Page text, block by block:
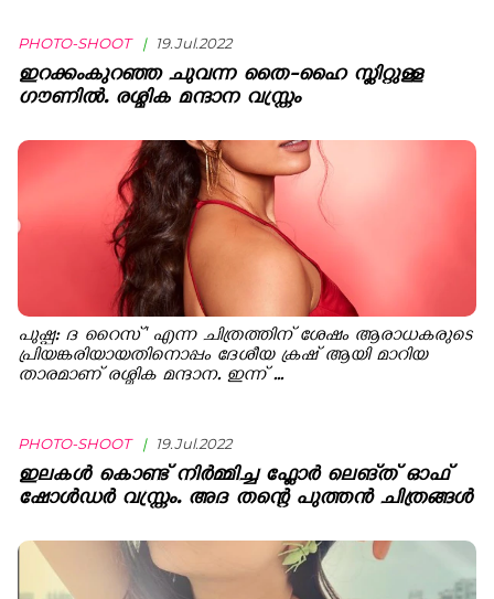
PHOTO-SHOOT | 19.Jul.2022
ഇറക്കംകുറഞ്ഞ ചുവന്ന തൈ-ഹൈ സ്ലിറ്റുള്ള
ഗൗണിൽ. രശ്മിക മന്ദാന വസ്ത്രം
പുഷ്പ: ദ റൈസ്' എന്ന ചിത്രത്തിന് ശേഷം ആരാധകരുടെ
പ്രിയങ്കരിയായതിനൊപ്പം ദേശീയ ക്രഷ് ആയി മാറിയ
താരമാണ് രശ്മിക മന്ദാന. ഇന്ന് ...
PHOTO-SHOOT | 19.Jul.2022
ഇലകൾ കൊണ്ട് നിർമ്മിച്ച ഫ്ലോർ ലെങ്ത് ഓഫ്
ഷോൾഡർ വസ്ത്രം. അദ തന്റെ പുത്തൻ ചിത്രങ്ങൾ